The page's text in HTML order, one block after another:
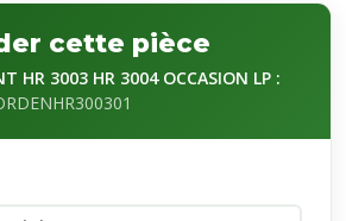
cette pièce
HR 3003 HR 3004 OCCASION LP :